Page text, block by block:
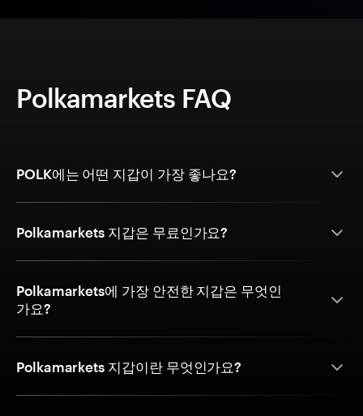
Polkamarkets FAQ
POLK에는 어떤 지갑이 가장 좋나요?
Polkamarkets 지갑은 무료인가요?
Polkamarkets에 가장 안전한 지갑은 무엇인
가요?
Polkamarkets 지갑이란 무엇인가요?